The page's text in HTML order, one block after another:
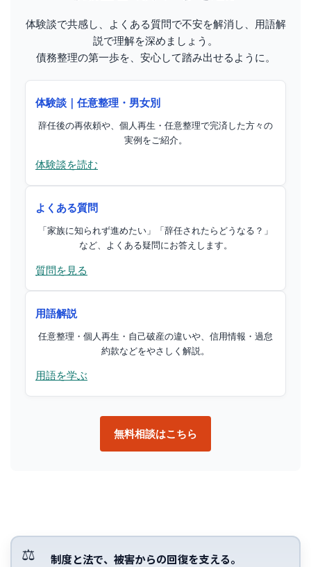
体験談で共感し、よくある質問で不安を解消し、用語解
説で理解を深めましょう。
債務整理の第一歩を、安心して踏み出せるように。
体験談｜任意整理・男女別
辞任後の再依頼や、個人再生・任意整理で完済した方々の
実例をご紹介。
体験談を読む
よくある質問
「家族に知られず進めたい」「辞任されたらどうなる？」
など、よくある疑問にお答えします。
質問を見る
用語解説
任意整理・個人再生・自己破産の違いや、信用情報・過怠
約款などをやさしく解説。
用語を学ぶ
無料相談はこちら
制度と法で、被害からの回復を支える。